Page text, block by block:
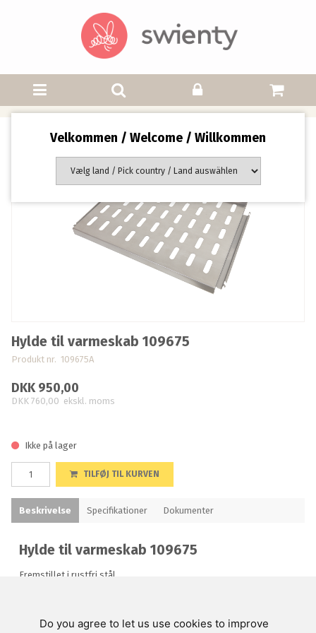
Do you agree to let us use cookies to improve
Velkommen / Welcome / Willkommen
Hylde til varmeskab 109675
Produkt nr. 109675A
DKK 950,00
DKK 760,00 ekskl. moms
Ikke på lager
TILFØJ TIL KURVEN
Beskrivelse Specifikationer Dokumenter
Hylde til varmeskab 109675
Fremstillet i rustfri stål
Swienty A/S